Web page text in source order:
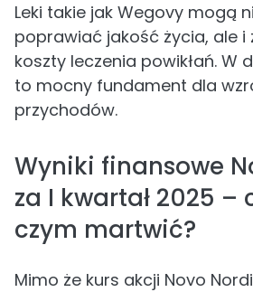
Leki takie jak Wegovy mogą
poprawiać jakość życia, ale i
koszty leczenia powikłań. W
to mocny fundament dla
przychodów.
Wyniki finansowe
za I kwartał 2025 –
czym martwić?
Mimo że kurs akcji Novo